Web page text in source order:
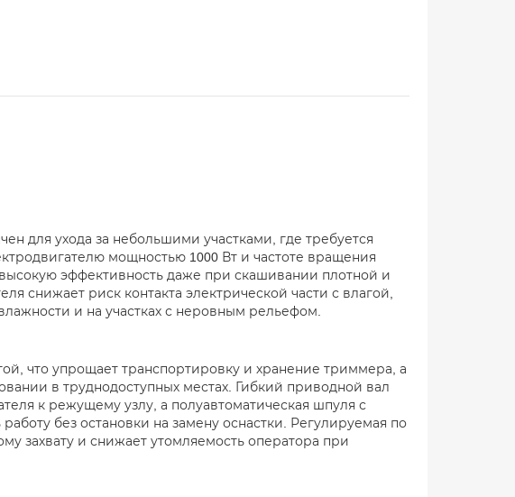
для ухода за небольшими участками, где требуется
мощностью 1000 Вт и частоте вращения
эффективность даже при скашивании плотной и
снижает риск контакта электрической части с влагой,
и на участках с неровным рельефом.
что упрощает транспортировку и хранение триммера, а
в труднодоступных местах. Гибкий приводной вал
к режущему узлу, а полуавтоматическая шпуля с
без остановки на замену оснастки. Регулируемая по
захвату и снижает утомляемость оператора при